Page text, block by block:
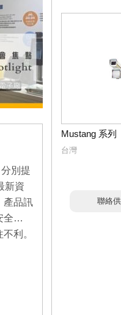
別提
新資
產品訊
全…
利。
Mustang 系列
台灣
聯絡